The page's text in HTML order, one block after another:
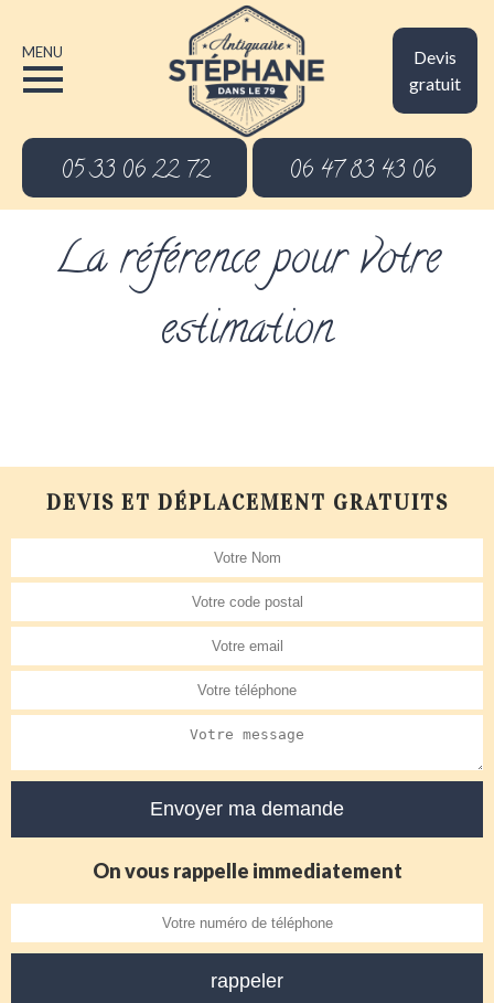
Devis
gratuit
MENU
05 33 06 22 72 06 47 83 43 06
La référence pour votre
estimation
DEVIS ET DÉPLACEMENT GRATUITS
On vous rappelle immediatement